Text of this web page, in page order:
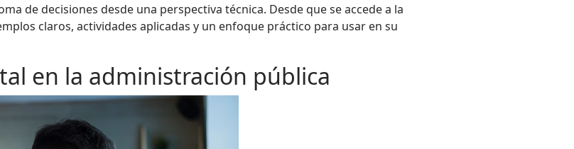
de decisiones desde una perspectiva técnica. Desde que se accede a la
claros, actividades aplicadas y un enfoque práctico para usar en su
en la administración pública